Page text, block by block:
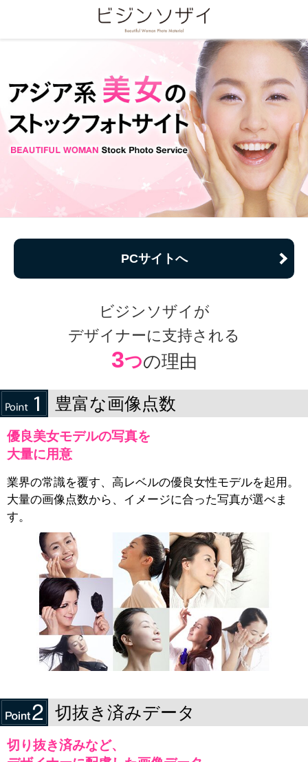
PCサイトへ
ビジンソザイが
デザイナーに支持される
3つの理由
豊富な画像点数
優良美女モデルの写真を
大量に用意
業界の常識を覆す、高レベルの優良女性モデルを起用。
大量の画像点数から、イメージに合った写真が選べま
す。
切抜き済みデータ
切り抜き済みなど、